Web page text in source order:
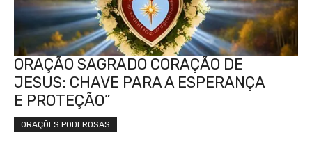
ORAÇÃO SAGRADO CORAÇÃO DE
JESUS: CHAVE PARA A ESPERANÇA
E PROTEÇÃO”
ORAÇÕES PODEROSAS